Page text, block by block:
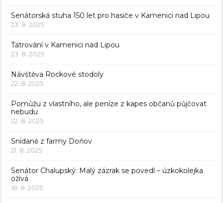
Senátorská stuha 150 let pro hasiče v Kamenici nad Lipou
23. 8. 2025
Tatrování v Kamenici nad Lipou
23. 8. 2025
Návštěva Rockové stodoly
22. 8. 2025
Pomůžu z vlastního, ale peníze z kapes občanů půjčovat
nebudu
22. 8. 2025
Snídaně z farmy Doňov
21. 8. 2025
Senátor Chalupský: Malý zázrak se povedl – úzkokolejka
ožívá
18. 8. 2025